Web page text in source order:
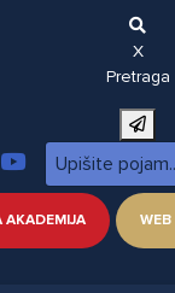
X
Pretraga
AKADEMIJA